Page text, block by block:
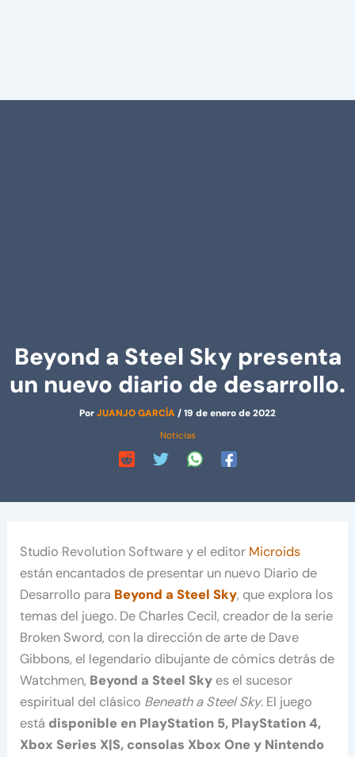
Beyond a Steel Sky presenta
un nuevo diario de desarrollo.
PorJUANJO GARCÍA/19 de enero de 2022
Noticias
Studio Revolution Software y el editor Microids
están encantados de presentar un nuevo Diario de
Desarrollo para Beyond a Steel Sky, que explora los
temas del juego. De Charles Cecil, creador de la serie
Broken Sword, con la dirección de arte de Dave
Gibbons, el legendario dibujante de cómics detrás de
Watchmen, Beyond a Steel Sky es el sucesor
espiritual del clásico Beneath a Steel Sky. El juego
está disponible en PlayStation 5, PlayStation 4,
Xbox Series X|S, consolas Xbox One y Nintendo